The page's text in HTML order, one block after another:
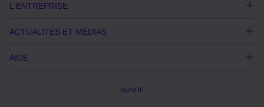
L'ENTREPRISE
ACTUALITÉS ET MÉDIAS
AIDE
SUIVRE